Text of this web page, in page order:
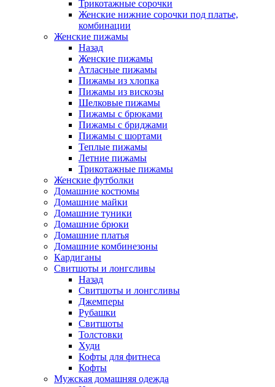
Трикотажные сорочки
Женские нижние сорочки под платье,
комбинации
Женские пижамы
Назад
Женские пижамы
Атласные пижамы
Пижамы из хлопка
Пижамы из вискозы
Шелковые пижамы
Пижамы с брюками
Пижамы с бриджами
Пижамы с шортами
Теплые пижамы
Летние пижамы
Трикотажные пижамы
Женские футболки
Домашние костюмы
Домашние майки
Домашние туники
Домашние брюки
Домашние платья
Домашние комбинезоны
Кардиганы
Свитшоты и лонгсливы
Назад
Свитшоты и лонгсливы
Джемперы
Рубашки
Свитшоты
Толстовки
Худи
Кофты для фитнеса
Кофты
Мужская домашняя одежда